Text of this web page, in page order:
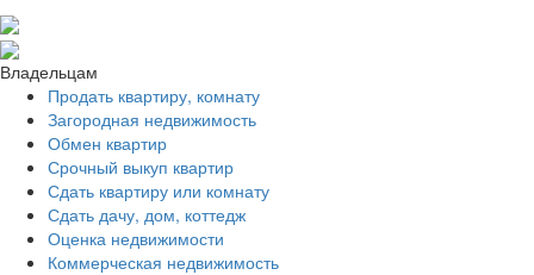
Владельцам
Продать квартиру, комнату
Загородная недвижимость
Обмен квартир
Срочный выкуп квартир
Сдать квартиру или комнату
Сдать дачу, дом, коттедж
Оценка недвижимости
Коммерческая недвижимость